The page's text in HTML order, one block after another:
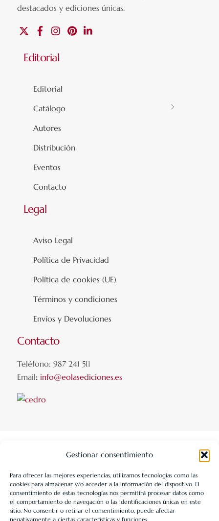
Gestionar consentimiento
Para ofrecer las mejores experiencias, utilizamos tecnologías como las
cookies para almacenar y/o acceder a la información del dispositivo. El
consentimiento de estas tecnologías nos permitirá procesar datos como
el comportamiento de navegación o las identificaciones únicas en este
sitio. No consentir o retirar el consentimiento, puede afectar
negativamente a ciertas características y funciones.
destacados y ediciones únicas.
FacebookInstagramPinterest
Editorial
Editorial
Catálogo
Autores
Distribución
Eventos
Contacto
Legal
Aviso Legal
Política de Privacidad
Política de cookies (UE)
Términos y condiciones
Envíos y Devoluciones
Contacto
Teléfono: 987 241 511
Email: info@eolasediciones.es
LIBRERÍA UNIVERSITARIA LEÓN 1980 SLL ha sido beneficiaria
de Fondos Europeos, cuyo objetivo es la mejora de la
competitividad de las PYMES, y gracias al cual ha puesto en